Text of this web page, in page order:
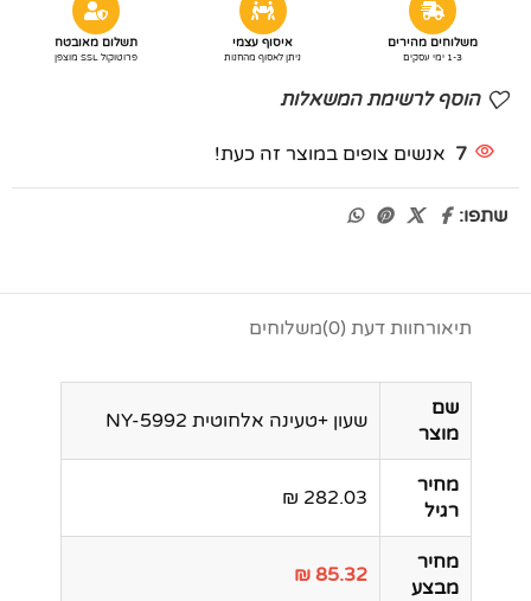
משלוחים מהירים
1-3 ימי עסקים
איסוף עצמי
ניתן לאסוף מהחנות
תשלום מאובטח
פרוטוקול SSL מוצפן
הוסף לרשימת המשאלות
7 אנשים צופים במוצר זה כעת!
שתפו:
תיאורחוות דעת (0) משלוחים
שם
מוצר
שעון +טעינה אלחוטית NY-5992
מחיר
רגיל
282.03 ₪
מחיר
מבצע
85.32 ₪